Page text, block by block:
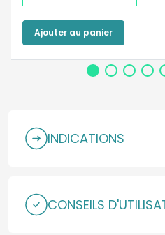
Ajouter au panier
INDICATIONS
CONSEILS